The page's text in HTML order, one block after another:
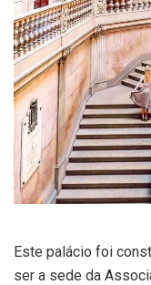
Este palácio foi
ser a sede da